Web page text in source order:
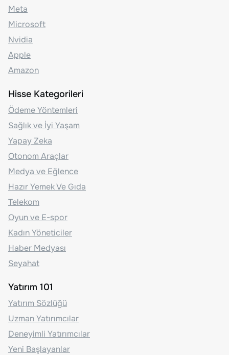
Meta
Microsoft
Nvidia
Apple
Amazon
Hisse Kategorileri
Ödeme Yöntemleri
Sağlık ve İyi Yaşam
Yapay Zeka
Otonom Araçlar
Medya ve Eğlence
Hazır Yemek Ve Gıda
Telekom
Oyun ve E-spor
Kadın Yöneticiler
Haber Medyası
Seyahat
Yatırım 101
Yatırım Sözlüğü
Uzman Yatırımcılar
Deneyimli Yatırımcılar
Yeni Başlayanlar